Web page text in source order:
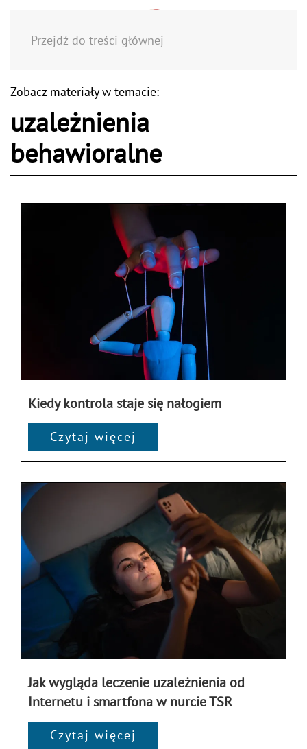
Przejdź do treści głównej
Zobacz materiały w temacie:
uzależnienia
behawioralne
Kiedy kontrola staje się nałogiem
Czytaj więcej
Jak wygląda leczenie uzależnienia od
Internetu i smartfona w nurcie TSR
Czytaj więcej